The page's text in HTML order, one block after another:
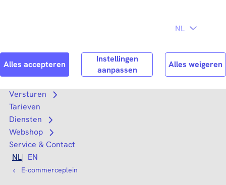
Search Zoek
Versturen
Open submenu
Tarieven
Diensten
Open submenu
Webshop
Open submenu
Service & Contact
NL
EN
E-commerceplein